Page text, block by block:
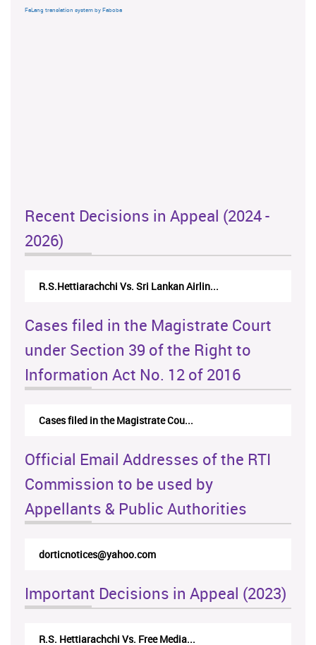
FaLang translation system by Faboba
Recent Decisions in Appeal (2024 -
2026)
R.S.Hettiarachchi Vs. Sri Lankan Airlin...
Cases filed in the Magistrate Court
under Section 39 of the Right to
Information Act No. 12 of 2016
Cases filed in the Magistrate Cou...
Official Email Addresses of the RTI
Commission to be used by
Appellants & Public Authorities
dorticnotices@yahoo.com
Important Decisions in Appeal (2023)
R.S. Hettiarachchi Vs. Free Media...